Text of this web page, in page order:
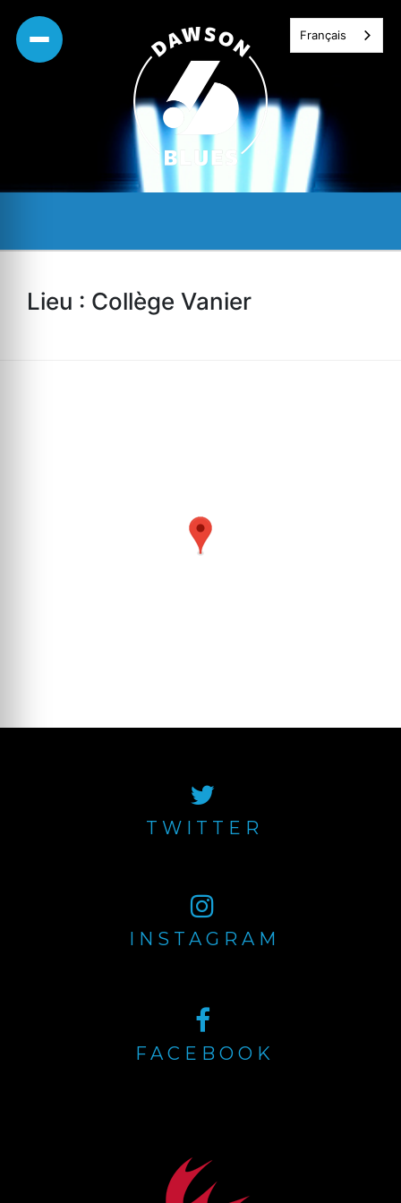
Skip
Lieu : Collège Vanier
TWITTER
INSTAGRAM
FACEBOOK
Français